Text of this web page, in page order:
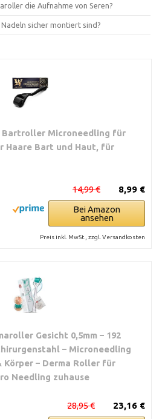
die Aufnahme von Seren?
sicher montiert sind?
Bartroller Microneedling für
Haare Bart und Haut, für
8,99 €
14,99 €
Bei Amazon
ansehen
Preis inkl. MwSt., zzgl. Versandkosten
Gesicht 0,5mm – 192
– Microneedling
– Derma Roller für
Needling zuhause
23,16 €
28,95 €